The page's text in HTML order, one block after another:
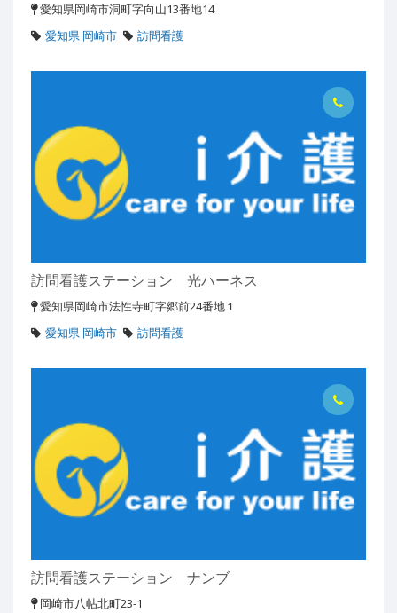
愛知県岡崎市洞町字向山13番地14
愛知県 岡崎市
訪問看護
訪問看護ステーション 光ハーネス
愛知県岡崎市法性寺町字郷前24番地１
愛知県 岡崎市
訪問看護
訪問看護ステーション ナンブ
岡崎市八帖北町23-1